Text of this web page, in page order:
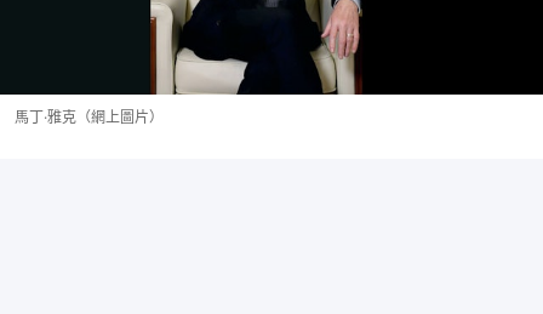
馬丁·雅克（網上圖片）